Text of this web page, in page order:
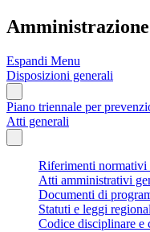
Espandi Menu
Disposizioni generali
Piano triennale per
Atti generali
Riferimenti normativi
Atti amministrativi
Documenti di
Statuti e leggi
Codice disciplinare e